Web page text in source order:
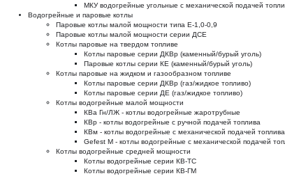
МКУ водогрейные угольные с механической подачей
Водогрейные и паровые котлы
Паровые котлы малой мощности типа Е-1,0-0,9
Паровые котлы малой мощности серии ДСЕ
Котлы паровые на твердом топливе
Котлы паровые серии ДКВр (каменный/бурый уголь)
Паровые котлы серии КЕ (каменный/бурый уголь)
Котлы паровые на жидком и газообразном топливе
Котлы паровые серии ДКВр (газ/жидкое топливо)
Котлы паровые серии ДЕ (газ/жидкое топливо)
Котлы водогрейные малой мощности
КВа Гн/ЛЖ - котлы водогрейные жаротрубные
КВр - котлы водогрейные с ручной подачей топлива
КВм - котлы водогрейные с механической подачей топлива
Gefest M - котлы водогрейные с механической подачей
Котлы водогрейные средней мощности
Котлы водогрейные серии КВ-ТС
Котлы водогрейные серии КВ-ГМ